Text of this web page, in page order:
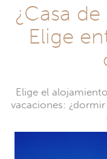
¿Casa
Elige
Elige el
vacaciones: